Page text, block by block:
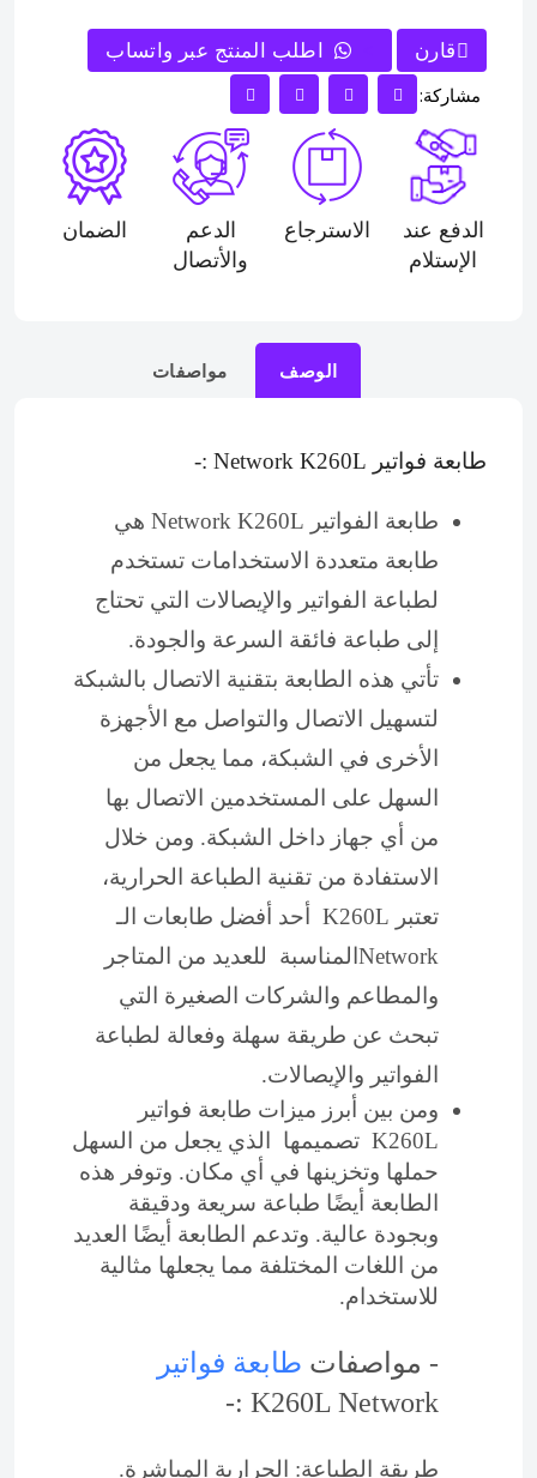
قارن اطلب المنتج عبر واتساب
مشاركة:
الدفع عند
الإستلام
الاسترجاع
الدعم
والأتصال
الضمان
الوصف مواصفات
طابعة فواتير Network K260L :-
طابعة الفواتير Network K260L هي
طابعة متعددة الاستخدامات تستخدم
لطباعة الفواتير والإيصالات التي تحتاج
إلى طباعة فائقة السرعة والجودة.
تأتي هذه الطابعة بتقنية الاتصال بالشبكة
لتسهيل الاتصال والتواصل مع الأجهزة
الأخرى في الشبكة، مما يجعل من
السهل على المستخدمين الاتصال بها
من أي جهاز داخل الشبكة. ومن خلال
الاستفادة من تقنية الطباعة الحرارية،
تعتبر K260L أحد أفضل طابعات الـ
Networkالمناسبة للعديد من المتاجر
والمطاعم والشركات الصغيرة التي
تبحث عن طريقة سهلة وفعالة لطباعة
الفواتير والإيصالات.
ومن بين أبرز ميزات طابعة فواتير
K260L تصميمها الذي يجعل من السهل
حملها وتخزينها في أي مكان. وتوفر هذه
الطابعة أيضًا طباعة سريعة ودقيقة
وبجودة عالية. وتدعم الطابعة أيضًا العديد
من اللغات المختلفة مما يجعلها مثالية
للاستخدام.
- مواصفات طابعة فواتير
K260L Network :-
طريقة الطباعة: الحرارية المباشرة.